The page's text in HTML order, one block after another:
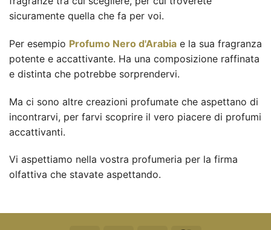
sicuramente quella che fa per voi.
Per esempio Profumo Nero d'Arabia e la sua fragranza
potente e accattivante. Ha una composizione raffinata
e distinta che potrebbe sorprendervi.
Ma ci sono altre creazioni profumate che aspettano di
incontrarvi, per farvi scoprire il vero piacere di profumi
accattivanti.
Vi aspettiamo nella vostra profumeria per la firma
olfattiva che stavate aspettando.